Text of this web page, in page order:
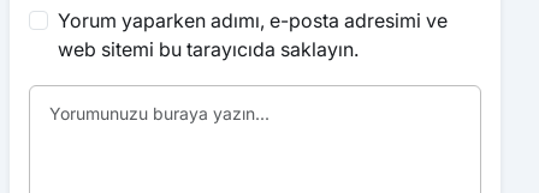
Yorum yaparken adımı, e-posta adresimi ve
web sitemi bu tarayıcıda saklayın.